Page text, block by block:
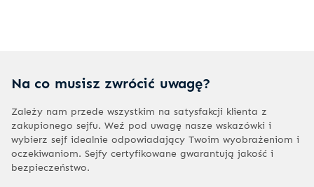
Na co musisz zwrócić uwagę?
Zależy nam przede wszystkim na satysfakcji klienta z
zakupionego sejfu. Weź pod uwagę nasze wskazówki i
wybierz sejf idealnie odpowiadający Twoim wyobrażeniom i
oczekiwaniom. Sejfy certyfikowane gwarantują jakość i
bezpieczeństwo.